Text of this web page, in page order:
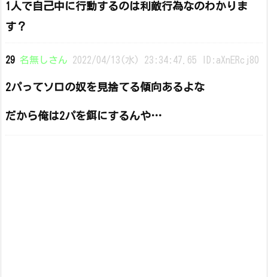
1人で自己中に行動するのは利敵行為なのわかりま
す？
29 名無しさん 2022/04/13(水) 23:34:47.65 ID:aXnERcj80
2パってソロの奴を見捨てる傾向あるよな
だから俺は2パを餌にするんや…